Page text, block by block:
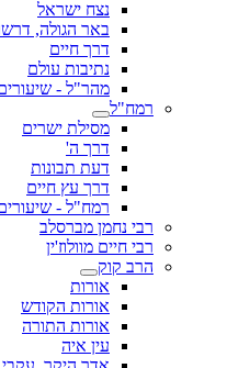
נצח ישראל
באר הגולה,
דרך חיים
נתיבות עולם
מהר"ל -
רמח"ל
מסילת ישרים
דרך ה'
דעת תבונות
דרך עץ חיים
רמח"ל -
רבי נחמן מברסלב
רבי חיים מוולוז'ין
הרב קוק
אורות
אורות הקודש
אורות התורה
עין איה